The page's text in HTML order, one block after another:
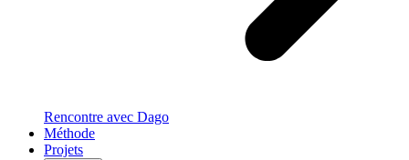
Rencontre avec Dago
Méthode
Projets